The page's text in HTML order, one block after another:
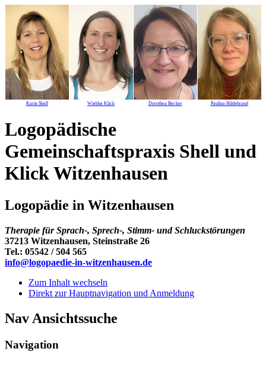
Karin Shell Wiebke Klick Dorothea Becker Paulina Hildebrand
Logopädische
Gemeinschaftspraxis Shell und
Klick Witzenhausen
Logopädie in Witzenhausen
Therapie für Sprach-, Sprech-, Stimm- und Schluckstörungen
37213 Witzenhausen, Steinstraße 26
Tel.: 05542 / 504 565
info@logopaedie-in-witzenhausen.de
Zum Inhalt wechseln
Direkt zur Hauptnavigation und Anmeldung
Nav Ansichtssuche
Navigation